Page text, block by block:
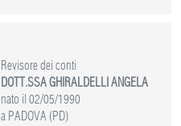
Revisore dei conti
DOTT.SSA GHIRALDELLI ANGELA
nato il 02/05/1990
a PADOVA (PD)